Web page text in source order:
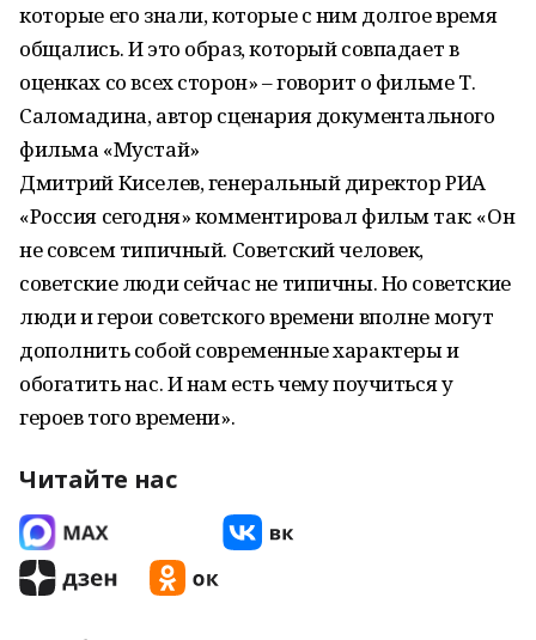
которые его знали, которые с ним долгое время
общались. И это образ, который совпадает в
оценках со всех сторон» – говорит о фильме Т.
Саломадина, автор сценария документального
фильма «Мустай»
Дмитрий Киселев, генеральный директор РИА
«Россия сегодня» комментировал фильм так: «Он
не совсем типичный. Советский человек,
советские люди сейчас не типичны. Но советские
люди и герои советского времени вполне могут
дополнить собой современные характеры и
обогатить нас. И нам есть чему поучиться у
героев того времени».
Читайте нас